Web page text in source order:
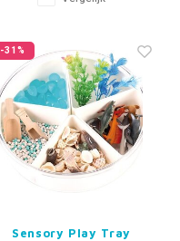
-31%
Sensory Play Tray